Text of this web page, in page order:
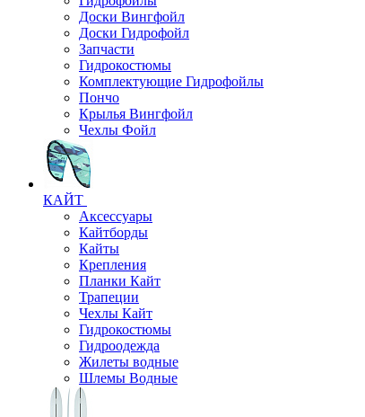
Доски Вингфойл
Доски Гидрофойл
Запчасти
Гидрокостюмы
Комплектующие Гидрофойлы
Пончо
Крылья Вингфойл
Чехлы Фойл
КАЙТ
Аксессуары
Кайтборды
Кайты
Крепления
Планки Кайт
Трапеции
Чехлы Кайт
Гидрокостюмы
Гидроодежда
Жилеты водные
Шлемы Водные